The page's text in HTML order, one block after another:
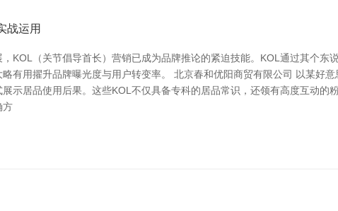
战运用
KOL（关节倡导首长）营销已成为品牌推论的紧迫技能。KOL通过其个东
有用擢升品牌曝光度与用户转变率。 北京春和优阳商贸有限公司 以某好
示居品使用后果。这些KOL不仅具备专科的居品常识，还领有高度互动
方